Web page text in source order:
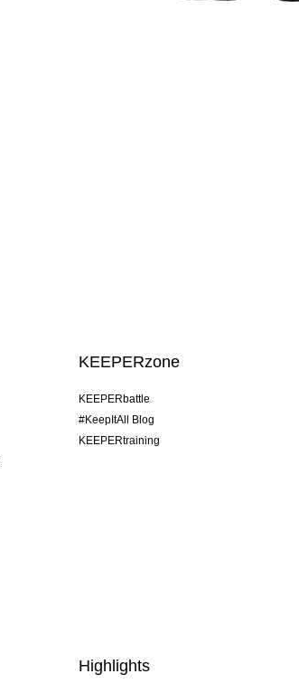
KEEPERzone
KEEPERbattle
#KeepItAll Blog
KEEPERtraining
Highlights